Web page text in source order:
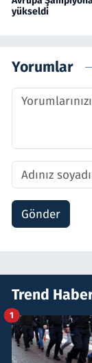
yükseldi
Yorumlar
Gönder
Trend
1